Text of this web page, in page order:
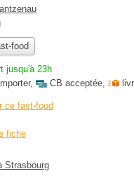
food
jusqu'à 23h
, CB acceptée,
ce fast-food
fiche
Strasbourg